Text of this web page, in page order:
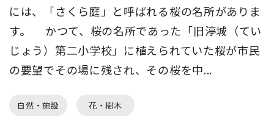
には、「さくら庭」と呼ばれる桜の名所がありま
す。 かつて、桜の名所であった「旧渟城（てい
じょう）第二小学校」に植えられていた桜が市民
の要望でその場に残され、その桜を中...
自然・施設 花・樹木